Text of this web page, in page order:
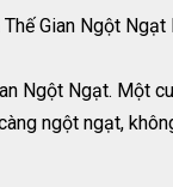
Gian Ngột
Ngột Ngạt. Một
ngột ngạt,